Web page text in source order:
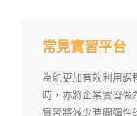
常見實習平台
為能更加有效利用課
時，亦將企業實習做
實習將減少時間彈性